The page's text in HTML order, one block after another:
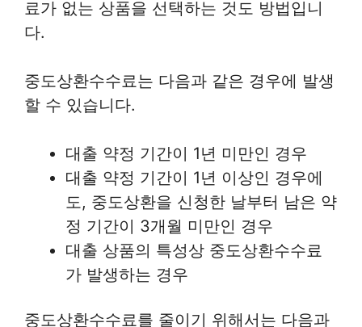
료가 없는 상품을 선택하는 것도 방법입니
다.
중도상환수수료는 다음과 같은 경우에 발생
할 수 있습니다.
대출 약정 기간이 1년 미만인 경우
대출 약정 기간이 1년 이상인 경우에
도, 중도상환을 신청한 날부터 남은 약
정 기간이 3개월 미만인 경우
대출 상품의 특성상 중도상환수수료
가 발생하는 경우
중도상환수수료를 줄이기 위해서는 다음과